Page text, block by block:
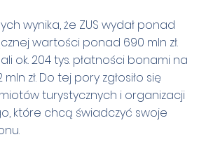
wynika, że ZUS wydał ponad
wartości ponad 690 mln zł.
ok. 204 tys. płatności bonami na
zł. Do tej pory zgłosiło się
turystycznych i organizacji
które chcą świadczyć swoje